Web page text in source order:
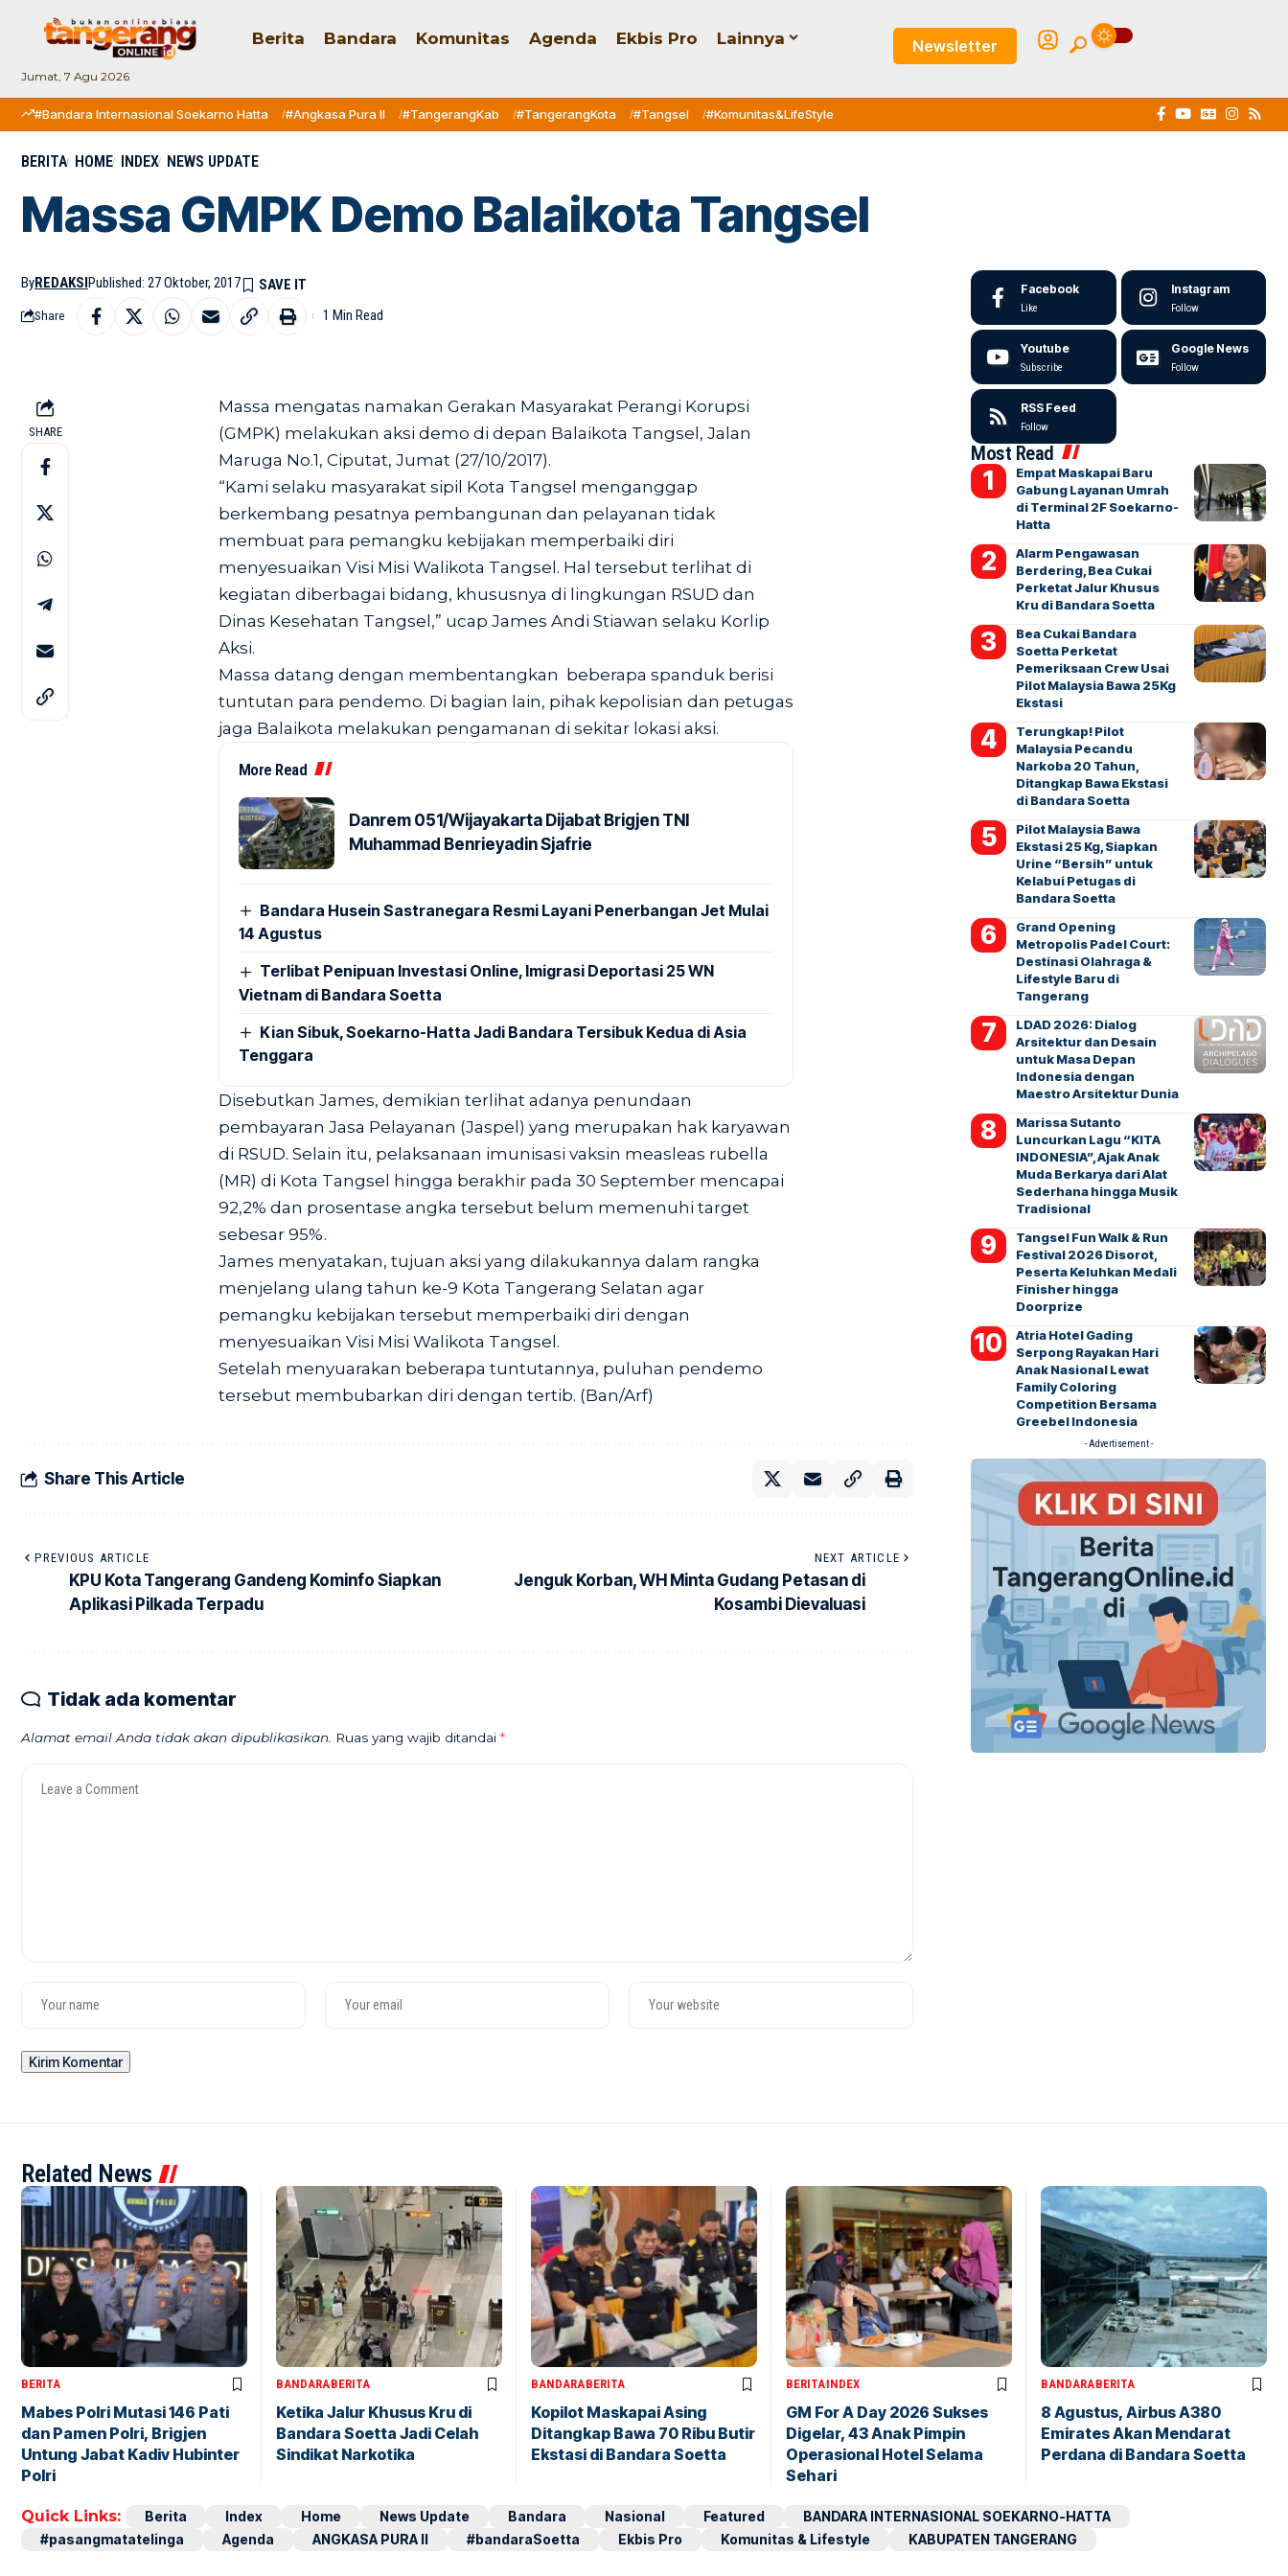
Jumat, 7 Agu 2026
Berita Bandara Komunitas Agenda Ekbis Pro Lainnya Newsletter
#Bandara Internasional Soekarno Hatta #Angkasa Pura II #TangerangKab #TangerangKota #Tangsel #Komunitas&LifeStyle
BERITA HOME INDEX NEWS UPDATE
Massa GMPK Demo Balaikota Tangsel
ByREDAKSIPublished: 27 Oktober, 2017
Share 1 Min Read
SHARE
Massa mengatas namakan Gerakan Masyarakat Perangi Korupsi
(GMPK) melakukan aksi demo di depan Balaikota Tangsel, Jalan
Maruga No.1, Ciputat, Jumat (27/10/2017).
“Kami selaku masyarakat sipil Kota Tangsel menganggap
berkembang pesatnya pembangunan dan pelayanan tidak
membuat para pemangku kebijakan memperbaiki diri
menyesuaikan Visi Misi Walikota Tangsel. Hal tersebut terlihat di
kegiatan diberbagai bidang, khususnya di lingkungan RSUD dan
Dinas Kesehatan Tangsel,” ucap James Andi Stiawan selaku Korlip
Aksi.
Massa datang dengan membentangkan beberapa spanduk berisi
tuntutan para pendemo. Di bagian lain, pihak kepolisian dan petugas
jaga Balaikota melakukan pengamanan di sekitar lokasi aksi.
More Read
Danrem 051/Wijayakarta Dijabat Brigjen TNI
Muhammad Benrieyadin Sjafrie
Bandara Husein Sastranegara Resmi Layani Penerbangan Jet Mulai
14 Agustus
Terlibat Penipuan Investasi Online, Imigrasi Deportasi 25 WN
Vietnam di Bandara Soetta
Kian Sibuk, Soekarno-Hatta Jadi Bandara Tersibuk Kedua di Asia
Tenggara
Disebutkan James, demikian terlihat adanya penundaan
pembayaran Jasa Pelayanan (Jaspel) yang merupakan hak karyawan
di RSUD. Selain itu, pelaksanaan imunisasi vaksin measleas rubella
(MR) di Kota Tangsel hingga berakhir pada 30 September mencapai
92,2% dan prosentase angka tersebut belum memenuhi target
sebesar 95%.
James menyatakan, tujuan aksi yang dilakukannya dalam rangka
menjelang ulang tahun ke-9 Kota Tangerang Selatan agar
pemangku kebijakan tersebut memperbaiki diri dengan
menyesuaikan Visi Misi Walikota Tangsel.
Setelah menyuarakan beberapa tuntutannya, puluhan pendemo
tersebut membubarkan diri dengan tertib. (Ban/Arf)
Share This Article
PREVIOUS ARTICLE
KPU Kota Tangerang Gandeng Kominfo Siapkan
Aplikasi Pilkada Terpadu
NEXT ARTICLE
Jenguk Korban, WH Minta Gudang Petasan di
Kosambi Dievaluasi
Tidak ada komentar
Alamat email Anda tidak akan dipublikasikan. Ruas yang wajib ditandai *
Facebook
Like
Instagram
Follow
Youtube
Subscribe
Google News
Follow
RSS Feed
Follow
Most Read
Empat Maskapai Baru
Gabung Layanan Umrah
di Terminal 2F Soekarno-
Hatta
Alarm Pengawasan
Berdering, Bea Cukai
Perketat Jalur Khusus
Kru di Bandara Soetta
Bea Cukai Bandara
Soetta Perketat
Pemeriksaan Crew Usai
Pilot Malaysia Bawa 25Kg
Ekstasi
Terungkap! Pilot
Malaysia Pecandu
Narkoba 20 Tahun,
Ditangkap Bawa Ekstasi
di Bandara Soetta
Pilot Malaysia Bawa
Ekstasi 25 Kg, Siapkan
Urine “Bersih” untuk
Kelabui Petugas di
Bandara Soetta
Grand Opening
Metropolis Padel Court:
Destinasi Olahraga &
Lifestyle Baru di
Tangerang
LDAD 2026: Dialog
Arsitektur dan Desain
untuk Masa Depan
Indonesia dengan
Maestro Arsitektur Dunia
Marissa Sutanto
Luncurkan Lagu “KITA
INDONESIA”, Ajak Anak
Muda Berkarya dari Alat
Sederhana hingga Musik
Tradisional
Tangsel Fun Walk & Run
Festival 2026 Disorot,
Peserta Keluhkan Medali
Finisher hingga
Doorprize
Atria Hotel Gading
Serpong Rayakan Hari
Anak Nasional Lewat
Family Coloring
Competition Bersama
Greebel Indonesia
- Advertisement -
Related News
BERITA
Mabes Polri Mutasi 146 Pati
dan Pamen Polri, Brigjen
Untung Jabat Kadiv Hubinter
Polri
BANDARABERITA
Ketika Jalur Khusus Kru di
Bandara Soetta Jadi Celah
Sindikat Narkotika
BANDARABERITA
Kopilot Maskapai Asing
Ditangkap Bawa 70 Ribu Butir
Ekstasi di Bandara Soetta
BERITAINDEX
GM For A Day 2026 Sukses
Digelar, 43 Anak Pimpin
Operasional Hotel Selama
Sehari
BANDARABERITA
8 Agustus, Airbus A380
Emirates Akan Mendarat
Perdana di Bandara Soetta
Quick Links: Berita Index Home News Update Bandara Nasional Featured
BANDARA INTERNASIONAL SOEKARNO-HATTA
#pasangmatatelinga
Agenda ANGKASA PURA II #bandaraSoetta Ekbis Pro Komunitas & Lifestyle KABUPATEN TANGERANG